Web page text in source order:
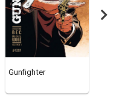
Gunfighter